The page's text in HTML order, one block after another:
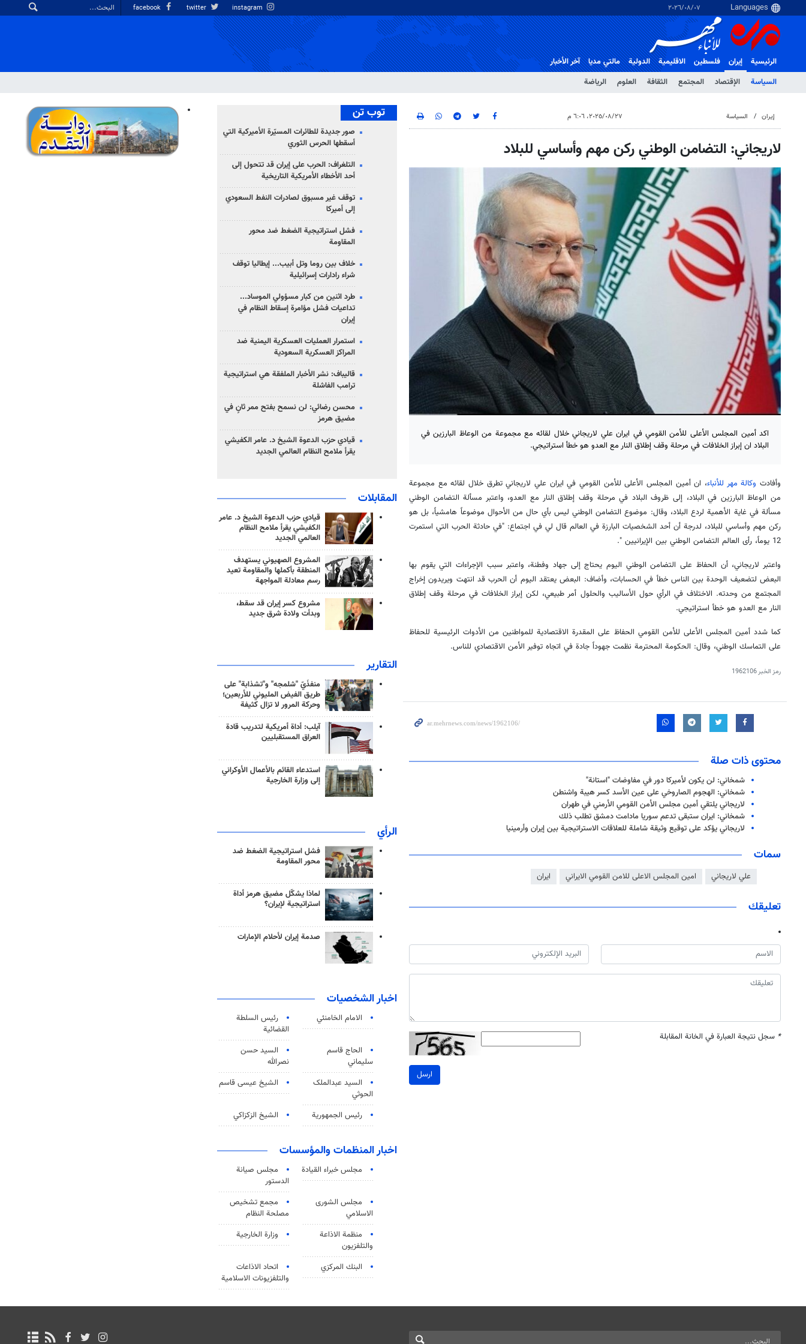
٠٧‏/٠٨‏/٢٠٢٦
الرئيسية
إيران
السياسة
الإقتصاد المجتمع الثقافة العلوم الرياضة
فلسطین الاقلیمیة الدولية مالتي مدیا آخر الأخبار
إيران السياسة ٢٧‏/٠٨‏/٢٠٢٥، ٦:٠٦ م
لاريجاني: التضامن الوطني ركن مهم وأساسي للبلاد
اكد أمين المجلس الأعلى للأمن القومي في ايران علي لاريجاني خلال لقائه مع مجموعة من الوعاظ البارزين في
البلاد ان إبراز الخلافات في مرحلة وقف إطلاق النار مع العدو هو خطأ استراتيجي.
وأفادت وكالة مهر للأنباء، ان أمين المجلس الأعلى للأمن القومي في ايران علي لاريجاني تطرق خلال لقائه مع مجموعة
من الوعاظ البارزين في البلاد، إلى ظروف البلاد في مرحلة وقف إطلاق النار مع العدو، واعتبر مسألة التضامن الوطني
مسألة في غاية الأهمية لردع البلاد، وقال: موضوع التضامن الوطني ليس بأي حال من الأحوال موضوعاً هامشياً، بل هو
ركن مهم وأساسي للبلاد، لدرجة أن أحد الشخصيات البارزة في العالم قال لي في اجتماع: "في حادثة الحرب التي استمرت
12 يوماً، رأى العالم التضامن الوطني بين الإيرانيين ".
واعتبر لاريجاني، أن الحفاظ على التضامن الوطني اليوم يحتاج إلى جهاد وفطنة، واعتبر سبب الإجراءات التي يقوم بها
البعض لتضعيف الوحدة بين الناس خطأ في الحسابات، وأضاف: البعض يعتقد اليوم أن الحرب قد انتهت ويريدون إخراج
المجتمع من وحدته. الاختلاف في الرأي حول الأساليب والحلول أمر طبيعي، لكن إبراز الخلافات في مرحلة وقف إطلاق
النار مع العدو هو خطأ استراتيجي.
كما شدد أمين المجلس الأعلى للأمن القومي الحفاظ على المقدرة الاقتصادية للمواطنين من الأدوات الرئيسية للحفاظ
على التماسك الوطني، وقال: الحكومة المحترمة نظمت جهوداً جادة في اتجاه توفير الأمن الاقتصادي للناس.
رمز الخبر1962106
محتوى ذات صلة
شمخاني: لن يكون لأميركا دور في مفاوضات "استانة"
شمخاني: الهجوم الصاروخي على عين الأسد کسر هيبة واشنطن
لاريجاني يلتقي أمين مجلس الأمن القومي الأرمني في طهران
شمخاني: ايران ستبقى تدعم سوريا مادامت دمشق تطلب ذلك
لاريجاني يؤكد على توقيع وثيقة شاملة للعلاقات الاستراتيجية بين إيران وأرمينيا
سمات
علي لاريجاني امين المجلس الاعلى للامن القومي الايراني ايران
تعليقك
* سجل نتيجة العبارة في الخانة المقابلة
ارسل
توب تن
صور جديدة للطائرات المسيّرة الأميركية التي
أسقطها الحرس الثوري
التلغراف: الحرب على إيران قد تتحول إلى
أحد الأخطاء الأمريكية التاريخية
توقف غير مسبوق لصادرات النفط السعودي
إلى أميركا
فشل استراتيجية الضغط ضد محور
المقاومة
خلاف بين روما وتل أبيب... إيطاليا توقف
شراء رادارات إسرائيلية
طرد اثنين من كبار مسؤولي الموساد...
تداعيات فشل مؤامرة إسقاط النظام في
إيران
استمرار العمليات العسكرية اليمنية ضد
المراكز العسكرية السعودية
قاليباف: نشر الأخبار الملفقة هي استراتيجية
ترامب الفاشلة
محسن رضائي: لن نسمح بفتح ممر ثانٍ في
مضيق هرمز
قيادي حزب الدعوة الشيخ د. عامر الكفيشي
يقرأ ملامح النظام العالمي الجديد
المقابلات
قيادي حزب الدعوة الشيخ د. عامر
الكفيشي يقرأ ملامح النظام
العالمي الجديد
المشروع الصهيوني يستهدف
المنطقة بأكملها والمقاومة تعيد
رسم معادلة المواجهة
مشروع كسر إيران قد سقط،
وبدأت ولادة شرق جديد
التقارير
منفذَيّ "شلمجه" و"تشذابة" على
طريق الفيض المليوني للأربعين؛
وحركة المرور لا تزال كثيفة
آيلب: أداة أمريكية لتدريب قادة
العراق المستقبليين
استدعاء القائم بالأعمال الأوكراني
إلى وزارة الخارجية
الرأي
فشل استراتيجية الضغط ضد
محور المقاومة
لماذا يشكّل مضيق هرمز أداة
استراتيجية لإيران؟
صدمة إيران لأحلام الإمارات
اخبار الشخصيات
الامام الخامنئي
رئیس السلطة
القضائیة
الحاج قاسم
سليماني
السيد حسن
نصرالله
السید عبدالملک
الحوثي
الشيخ عيسى قاسم
رئيس الجمهورية الشيخ الزكزاكي
اخبار المنظمات والمؤسسات
مجلس خبراء القيادة
مجلس صيانة
الدستور
مجلس الشورى
الاسلامي
مجمع تشخيص
مصلحة النظام
منظمة الاذاعة
والتلفزیون
وزارة الخارجية
البنك المركزي
اتحاد الاذاعات
والتلفزيونات الاسلامية